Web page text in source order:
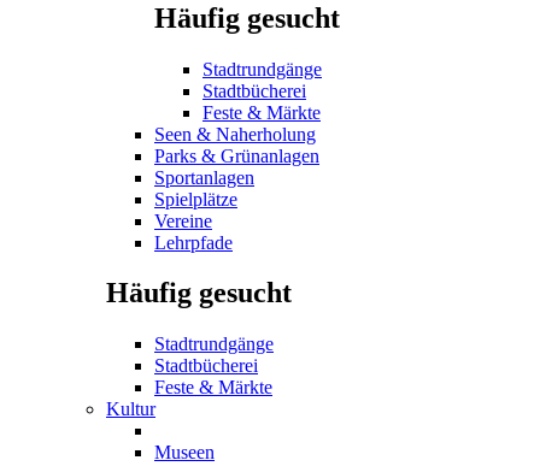
Häufig gesucht
Stadtrundgänge
Stadtbücherei
Feste & Märkte
Seen & Naherholung
Parks & Grünanlagen
Sportanlagen
Spielplätze
Vereine
Lehrpfade
Häufig gesucht
Stadtrundgänge
Stadtbücherei
Feste & Märkte
Kultur
Museen